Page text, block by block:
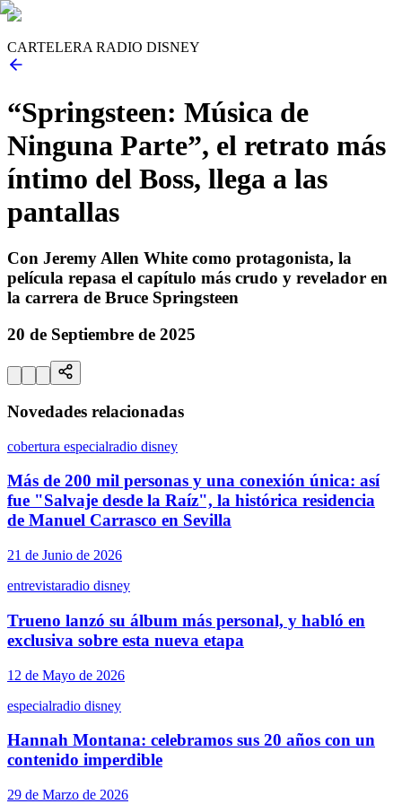
CARTELERA RADIO DISNEY
“Springsteen: Música de
Ninguna Parte”, el retrato más
íntimo del Boss, llega a las
pantallas
Con Jeremy Allen White como protagonista, la
película repasa el capítulo más crudo y revelador en
la carrera de Bruce Springsteen
20 de Septiembre de 2025
Novedades relacionadas
cobertura especialradio disney
Más de 200 mil personas y una conexión única: así
fue "Salvaje desde la Raíz", la histórica residencia
de Manuel Carrasco en Sevilla
21 de Junio de 2026
entrevistaradio disney
Trueno lanzó su álbum más personal, y habló en
exclusiva sobre esta nueva etapa
12 de Mayo de 2026
especialradio disney
Hannah Montana: celebramos sus 20 años con un
contenido imperdible
29 de Marzo de 2026